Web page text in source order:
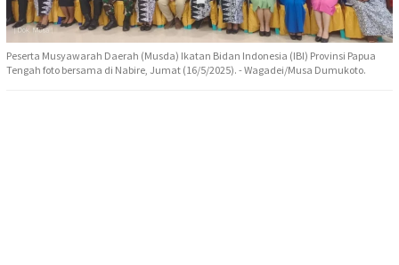
Peserta Musyawarah Daerah (Musda) Ikatan Bidan Indonesia (IBI) Provinsi Papua
Tengah foto bersama di Nabire, Jumat (16/5/2025). - Wagadei/Musa Dumukoto.